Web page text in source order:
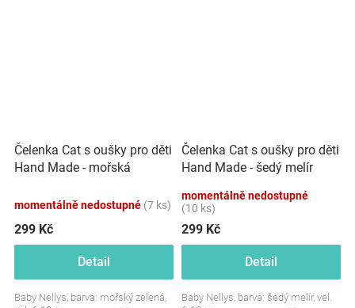
Čelenka Cat s oušky pro děti
Hand Made - mořská
momentálně nedostupné (7 ks)
299 Kč
Detail
Baby Nellys, barva: mořský zelená,
Čelenka Cat s oušky pro děti
Hand Made - šedý melír
momentálně nedostupné
(10 ks)
299 Kč
Detail
Baby Nellys, barva: šedý melír, vel.